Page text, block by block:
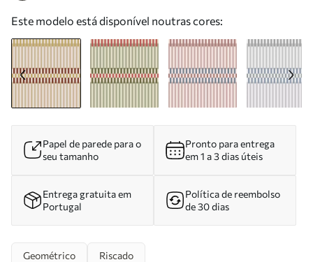
Este modelo está disponível noutras cores:
Papel de parede para o
seu tamanho
Pronto para entrega
em 1 a 3 dias úteis
Entrega gratuita em
Portugal
Política de reembolso
de 30 dias
Geométrico Riscado